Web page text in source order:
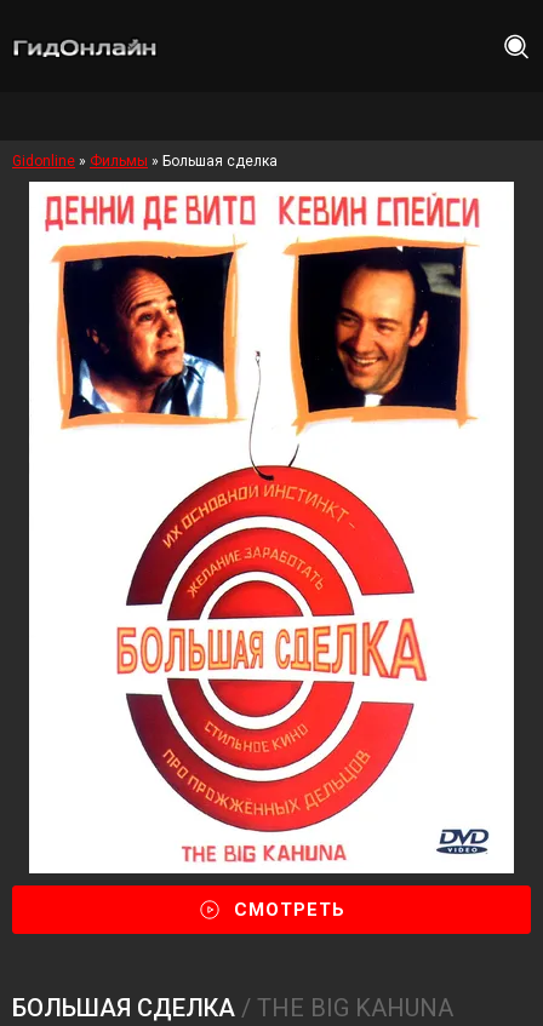
Gidonline » Фильмы » Большая сделка
СМОТРЕТЬ
БОЛЬШАЯ СДЕЛКА / THE BIG KAHUNA